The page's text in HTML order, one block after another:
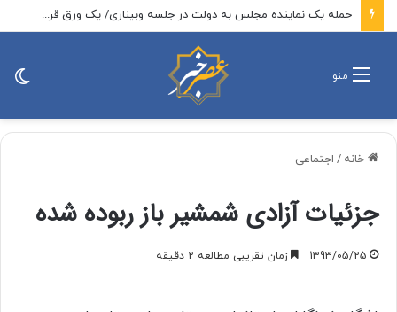
حمله یک نماینده مجلس به دولت در جلسه وبیناری/ یک ورق قرص از ۲۰۰ هزار تومان به ۳ میلیون تومان رسیده است/ حاجی بابایی: دولت باید رسیدگی کند
منو
خانه / اجتماعی
جزئیات آزادی شمشیر باز ربوده شده
1393/05/25 زمان تقریبی مطالعه 2 دقیقه